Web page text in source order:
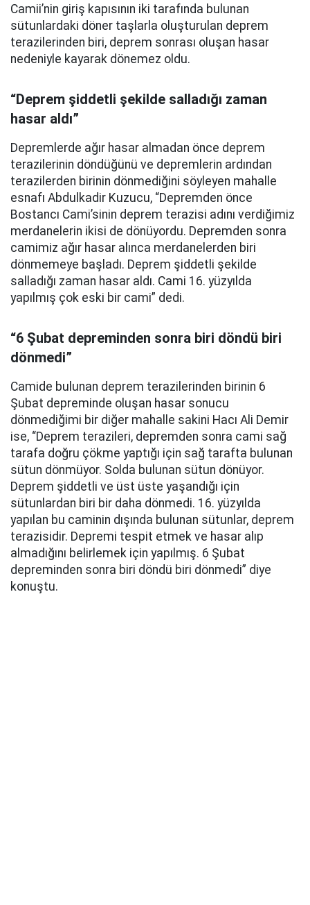
Camii’nin giriş kapısının iki tarafında bulunan
sütunlardaki döner taşlarla oluşturulan deprem
terazilerinden biri, deprem sonrası oluşan hasar
nedeniyle kayarak dönemez oldu.
“Deprem şiddetli şekilde salladığı zaman
hasar aldı”
Depremlerde ağır hasar almadan önce deprem
terazilerinin döndüğünü ve depremlerin ardından
terazilerden birinin dönmediğini söyleyen mahalle
esnafı Abdulkadir Kuzucu, “Depremden önce
Bostancı Cami’sinin deprem terazisi adını verdiğimiz
merdanelerin ikisi de dönüyordu. Depremden sonra
camimiz ağır hasar alınca merdanelerden biri
dönmemeye başladı. Deprem şiddetli şekilde
salladığı zaman hasar aldı. Cami 16. yüzyılda
yapılmış çok eski bir cami” dedi.
“6 Şubat depreminden sonra biri döndü biri
dönmedi”
Camide bulunan deprem terazilerinden birinin 6
Şubat depreminde oluşan hasar sonucu
dönmediğimi bir diğer mahalle sakini Hacı Ali Demir
ise, “Deprem terazileri, depremden sonra cami sağ
tarafa doğru çökme yaptığı için sağ tarafta bulunan
sütun dönmüyor. Solda bulunan sütun dönüyor.
Deprem şiddetli ve üst üste yaşandığı için
sütunlardan biri bir daha dönmedi. 16. yüzyılda
yapılan bu caminin dışında bulunan sütunlar, deprem
terazisidir. Depremi tespit etmek ve hasar alıp
almadığını belirlemek için yapılmış. 6 Şubat
depreminden sonra biri döndü biri dönmedi” diye
konuştu.